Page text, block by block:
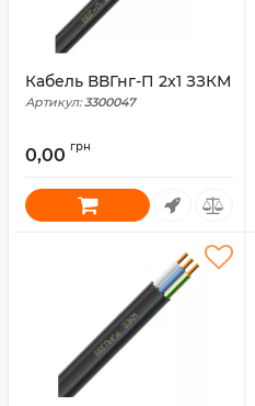
Кабель ВВГнг-П 2x1 ЗЗКМ
Артикул: 3300047
0,00 грн